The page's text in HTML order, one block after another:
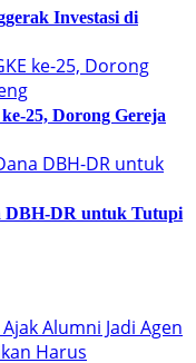
Investasi di
25, Dorong Gereja
DBH-DR untuk Tutupi